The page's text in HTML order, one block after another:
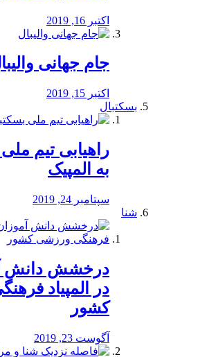
اکتبر 16, 2019
جام جهانی
اکتبر 15, 2019
بسکتبال
راهیابی تیم
به المپیک
سپتامبر 24, 2019
شنا
درخشش دانش
در المپیاد
کشور
آگوست 23, 2019